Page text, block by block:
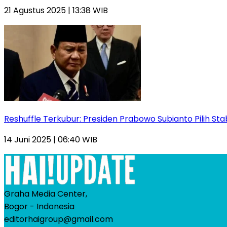
21 Agustus 2025 | 13:38 WIB
Reshuffle Terkubur: Presiden Prabowo Subianto Pilih
14 Juni 2025 | 06:40 WIB
Graha Media Center,
Bogor - Indonesia
editorhaigroup@gmail.com